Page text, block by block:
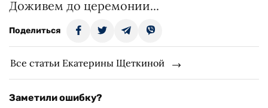
Доживем до церемонии...
Поделиться
Все статьи Екатерины Щеткиной
Заметили ошибку?